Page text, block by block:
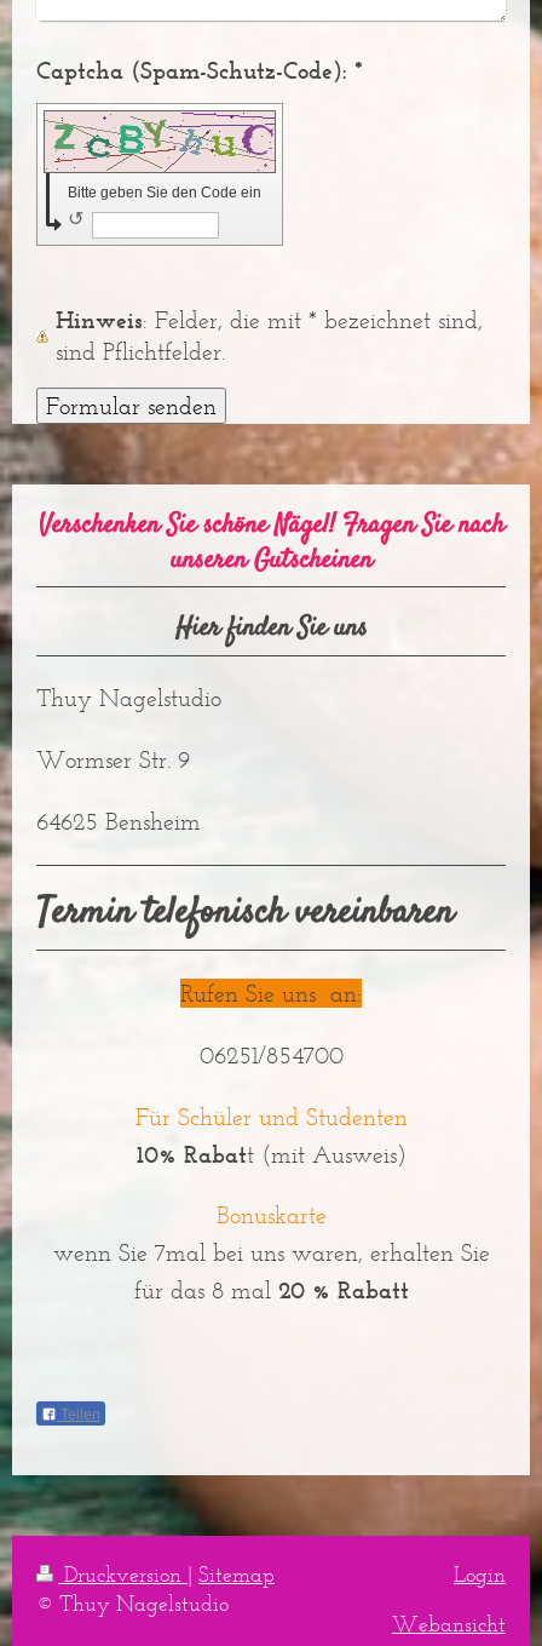
Captcha (Spam-Schutz-Code): *
Bitte geben Sie den Code ein
↺
Hinweis : Felder, die mit * bezeichnet sind,
sind Pflichtfelder.
Verschenken Sie schöne Nägel! Fragen Sie nach
unseren Gutscheinen
Hier finden Sie uns
Thuy Nagelstudio
Wormser Str. 9
64625 Bensheim
Termin telefonisch vereinbaren
Rufen Sie uns an:
06251/854700
Für Schüler und Studenten
10% Rabatt (mit Ausweis)
Bonuskarte
wenn Sie 7mal bei uns waren, erhalten Sie
für das 8 mal 20 % Rabatt
Teilen
Druckversion | Sitemap
© Thuy Nagelstudio
Login
Webansicht